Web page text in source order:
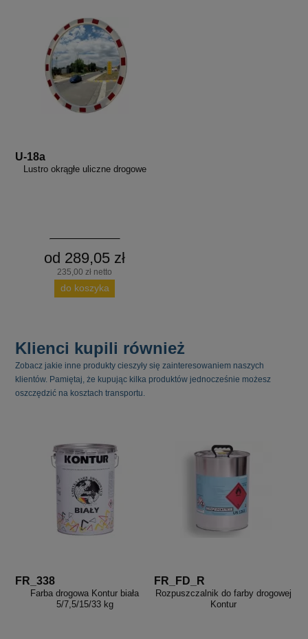
U-18a
Lustro okrągłe uliczne drogowe
od 289,05 zł
235,00 zł netto
do koszyka
Klienci kupili również
Zobacz jakie inne produkty cieszyły się zainteresowaniem naszych
klientów. Pamiętaj, że kupując kilka produktów jednocześnie możesz
oszczędzić na kosztach transportu.
FR_338
Farba drogowa Kontur biała
5/7,5/15/33 kg
FR_FD_R
Rozpuszczalnik do farby drogowej
Kontur